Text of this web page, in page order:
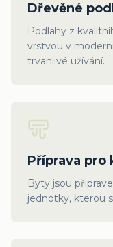
Dřevěné
Podlahy z
vrstvou v
trvanlivé užívání.
Příprava pro
Byty jsou
jednotky, kterou